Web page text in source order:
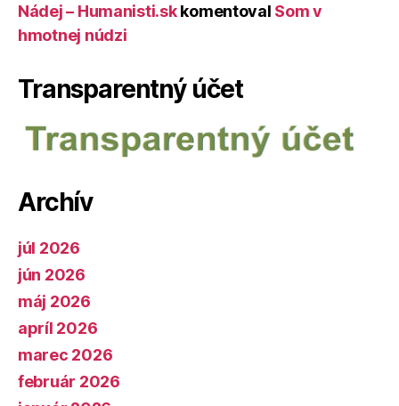
Nádej – Humanisti.skkomentoval Som v
hmotnej núdzi
Transparentný účet
Archív
júl 2026
jún 2026
máj 2026
apríl 2026
marec 2026
február 2026